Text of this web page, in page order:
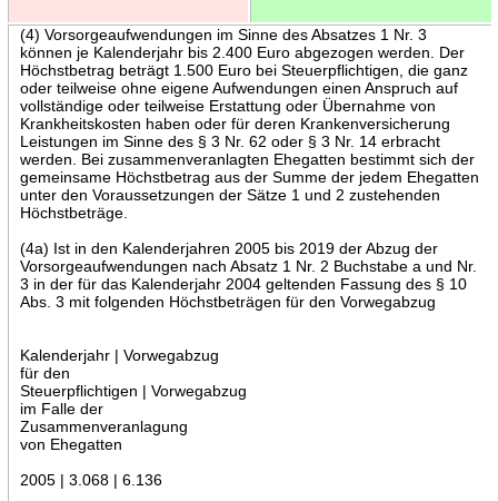
(4) Vorsorgeaufwendungen im Sinne des Absatzes 1 Nr. 3
können je Kalenderjahr bis 2.400 Euro abgezogen werden. Der
Höchstbetrag beträgt 1.500 Euro bei Steuerpflichtigen, die ganz
oder teilweise ohne eigene Aufwendungen einen Anspruch auf
vollständige oder teilweise Erstattung oder Übernahme von
Krankheitskosten haben oder für deren Krankenversicherung
Leistungen im Sinne des § 3 Nr. 62 oder § 3 Nr. 14 erbracht
werden. Bei zusammenveranlagten Ehegatten bestimmt sich der
gemeinsame Höchstbetrag aus der Summe der jedem Ehegatten
unter den Voraussetzungen der Sätze 1 und 2 zustehenden
Höchstbeträge.
(4a) Ist in den Kalenderjahren 2005 bis 2019 der Abzug der
Vorsorgeaufwendungen nach Absatz 1 Nr. 2 Buchstabe a und Nr.
3 in der für das Kalenderjahr 2004 geltenden Fassung des § 10
Abs. 3 mit folgenden Höchstbeträgen für den Vorwegabzug
Kalenderjahr | Vorwegabzug
für den
Steuerpflichtigen | Vorwegabzug
im Falle der
Zusammenveranlagung
von Ehegatten
2005 | 3.068 | 6.136